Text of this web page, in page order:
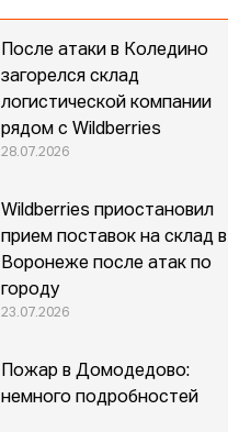
После атаки в Коледино
загорелся склад
логистической компании
рядом с Wildberries
28.07.2026
Wildberries приостановил
прием поставок на склад в
Воронеже после атак по
городу
23.07.2026
Пожар в Домодедово:
немного подробностей